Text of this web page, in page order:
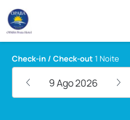
Opaba Praia Hotel
Check-in / Check-out 1 Noite
9 Ago 2026